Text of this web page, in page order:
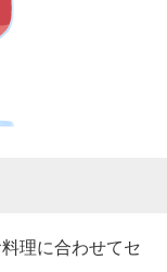
理に合わせてセ